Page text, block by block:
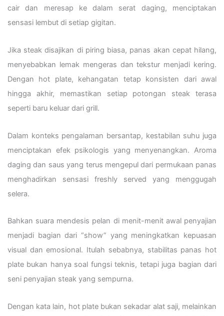
cair dan meresap ke dalam serat daging, menciptakan
sensasi lembut di setiap gigitan.
Jika steak disajikan di piring biasa, panas akan cepat hilang,
menyebabkan lemak mengeras dan tekstur menjadi kering.
Dengan hot plate, kehangatan tetap konsisten dari awal
hingga akhir, memastikan setiap potongan steak terasa
seperti baru keluar dari grill.
Dalam konteks pengalaman bersantap, kestabilan suhu juga
menciptakan efek psikologis yang menyenangkan. Aroma
daging dan saus yang terus mengepul dari permukaan panas
menghadirkan sensasi freshly served yang menggugah
selera.
Bahkan suara mendesis pelan di menit-menit awal penyajian
menjadi bagian dari “show” yang meningkatkan kepuasan
visual dan emosional. Itulah sebabnya, stabilitas panas hot
plate bukan hanya soal fungsi teknis, tetapi juga bagian dari
seni penyajian steak yang sempurna.
Dengan kata lain, hot plate bukan sekadar alat saji, melainkan